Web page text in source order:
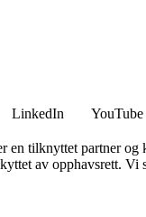
LinkedIn YouTube
en tilknyttet partner
av opphavsrett.